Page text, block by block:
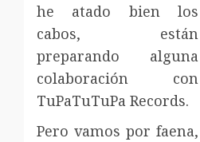
he atado bien los
cabos, están
preparando alguna
colaboración con
TuPaTuTuPa Records.
Pero vamos por faena,